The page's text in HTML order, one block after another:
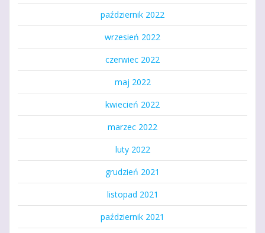
październik 2022
wrzesień 2022
czerwiec 2022
maj 2022
kwiecień 2022
marzec 2022
luty 2022
grudzień 2021
listopad 2021
październik 2021